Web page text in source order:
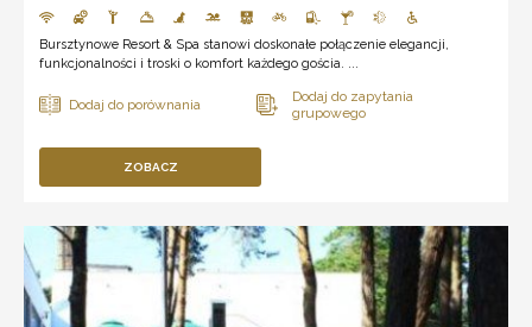
Bursztynowe Resort & Spa stanowi doskonałe połączenie elegancji,
funkcjonalności i troski o komfort każdego gościa. ...
ZOBACZ